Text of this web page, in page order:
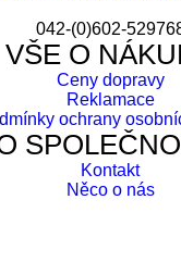
042-(0)602-
VŠE O
Ceny dopravy
Reklamace
ochrany
Kontakt
Něco o nás